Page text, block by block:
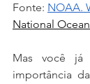
Fonte: NOAA.
National
Mas você já
importância